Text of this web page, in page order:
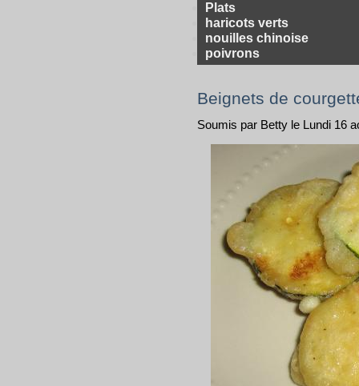
Plats
haricots verts
nouilles chinoise
poivrons
Beignets de
Soumis par Betty le Lundi 16